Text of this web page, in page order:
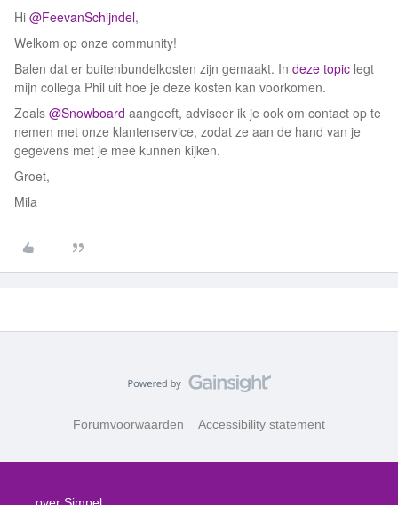
Hi @FeevanSchijndel,
Welkom op onze community!
Balen dat er buitenbundelkosten zijn gemaakt. In deze topic legt
mijn collega Phil uit hoe je deze kosten kan voorkomen.
Zoals @Snowboard aangeeft, adviseer ik je ook om contact op te
nemen met onze klantenservice, zodat ze aan de hand van je
gegevens met je mee kunnen kijken.
Groet,
Mila
Forumvoorwaarden Accessibility statement